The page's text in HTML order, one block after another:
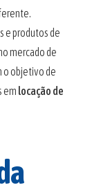
e produtos de
mercado de
o objetivo de
em locação de